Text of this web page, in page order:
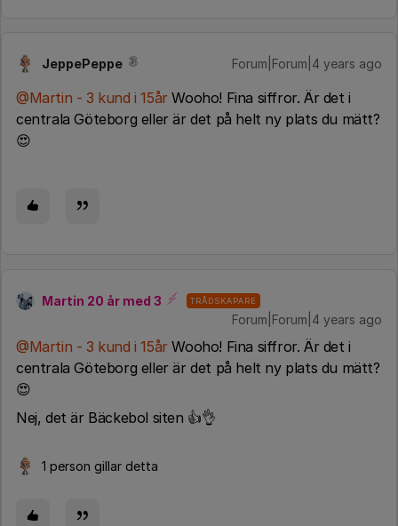
JeppePeppe Forum|Forum|4 years ago
@Martin - 3 kund i 15år Wooho! Fina siffror. Är det i
centrala Göteborg eller är det på helt ny plats du mätt?
😍
Martin 20 år med 3 TRÅDSKAPARE
Forum|Forum|4 years ago
@Martin - 3 kund i 15år Wooho! Fina siffror. Är det i
centrala Göteborg eller är det på helt ny plats du mätt?
😍
Nej, det är Bäckebol siten 👍👌
1 person gillar detta